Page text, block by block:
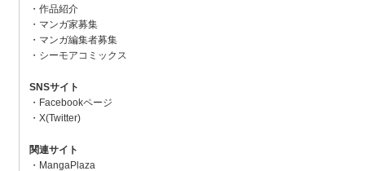
作品紹介
マンガ家募集
マンガ編集者募集
シーモアコミックス
SNSサイト
Facebookページ
X(Twitter)
関連サイト
MangaPlaza